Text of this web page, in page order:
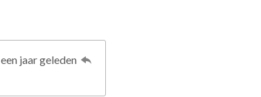
een jaar geleden